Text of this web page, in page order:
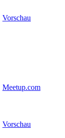
Vorschau
Meetup.com
Vorschau